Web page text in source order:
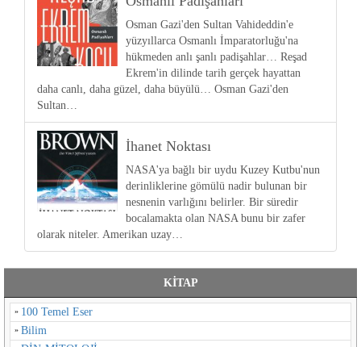
Osman Gazi'den Sultan Vahideddin'e
yüzyıllarca Osmanlı İmparatorluğu'na
hükmeden anlı şanlı padişahlar… Reşad
Ekrem'in dilinde tarih gerçek hayattan
daha canlı, daha güzel, daha büyülü… Osman Gazi'den
Sultan…
İhanet Noktası
NASA'ya bağlı bir uydu Kuzey Kutbu'nun
derinliklerine gömülü nadir bulunan bir
nesnenin varlığını belirler. Bir süredir
bocalamakta olan NASA bunu bir zafer
olarak niteler. Amerikan uzay…
KİTAP
100 Temel Eser
Bilim